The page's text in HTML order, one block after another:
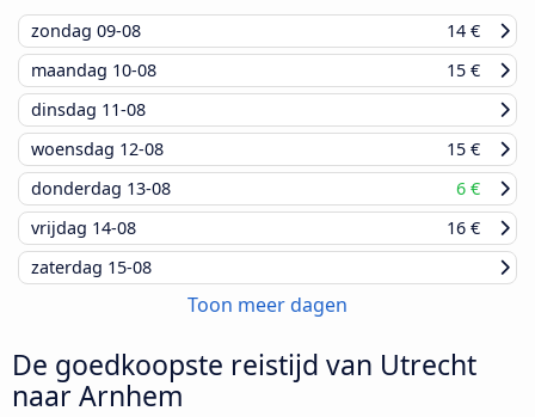
zondag 09-08
14 €
maandag 10-08
15 €
dinsdag 11-08
woensdag 12-08
15 €
donderdag 13-08
6 €
vrijdag 14-08
16 €
zaterdag 15-08
Toon meer dagen
De goedkoopste reistijd van Utrecht
naar Arnhem